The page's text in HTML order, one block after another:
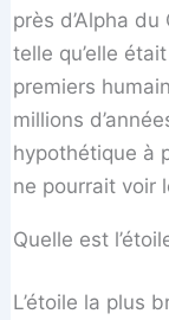
près d’Alpha
telle qu’elle
premiers
millions
hypothétique à
ne pourrait voir
Quelle est
L’étoile la plus